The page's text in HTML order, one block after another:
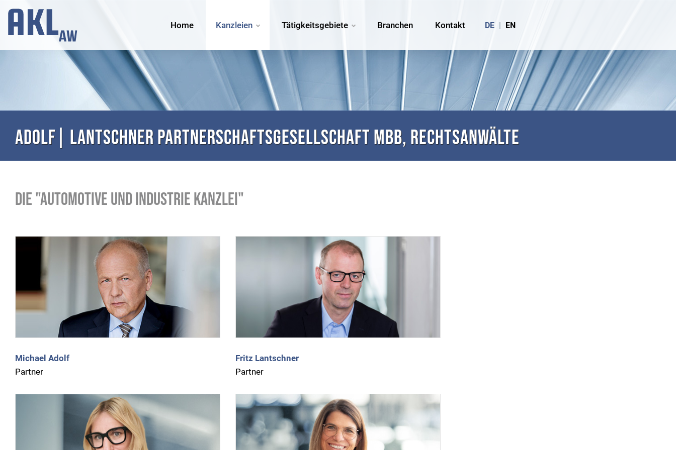
Home Kanzleien Tätigkeitsgebiete Branchen Kontakt DE | EN
ADOLF| LANTSCHNER Partnerschaftsgesellschaft mbB, Rechtsanwälte
Die "Automotive und Industrie Kanzlei"
Michael Adolf
Partner
Fritz Lantschner
Partner